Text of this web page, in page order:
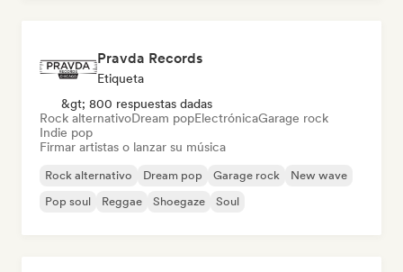
Pravda Records
Etiqueta
&gt; 800 respuestas dadas
Rock alternativoDream popElectrónicaGarage rock
Indie pop
Firmar artistas o lanzar su música
Rock alternativo Dream pop Garage rock
New wave
Pop soul
Reggae Shoegaze Soul